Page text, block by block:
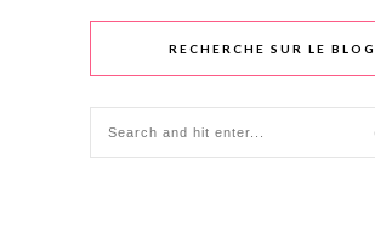
RECHERCHE SUR LE BLOG